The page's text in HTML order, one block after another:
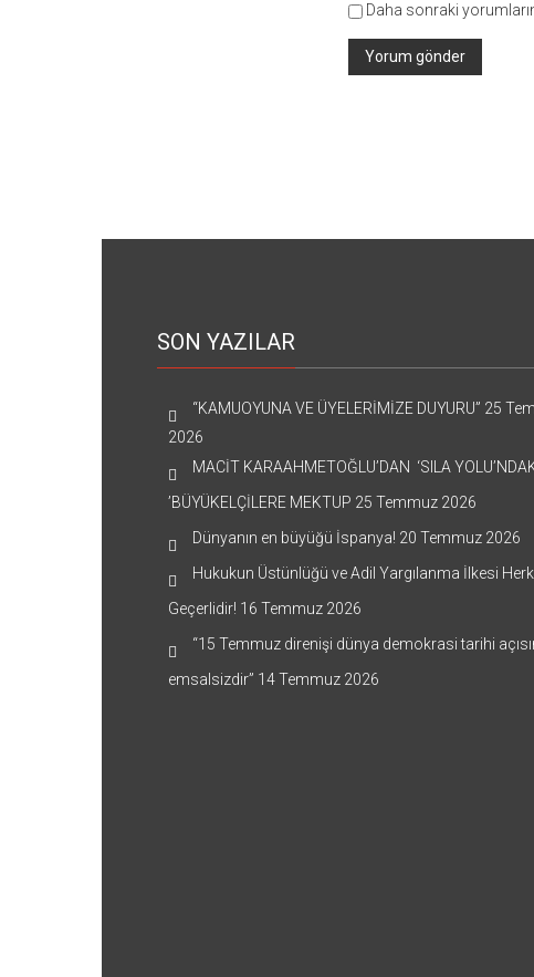
Daha sonraki
SON YAZILAR
“KAMUOYUNA VE ÜYELERİMİZE DUYURU” 25
2026
MACİT KARAAHMETOĞLU’DAN ‘SILA
’BÜYÜKELÇİLERE MEKTUP 25 Temmuz 2026
Dünyanın en büyüğü İspanya! 20 Temmuz 2026
Hukukun Üstünlüğü ve Adil Yargılanma İlkesi
Geçerlidir! 16 Temmuz 2026
“15 Temmuz direnişi dünya demokrasi tarihi
emsalsizdir” 14 Temmuz 2026